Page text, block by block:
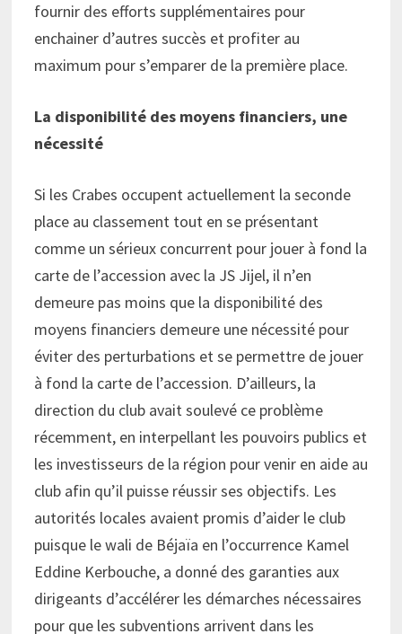
fournir des efforts supplémentaires pour
enchainer d’autres succès et profiter au
maximum pour s’emparer de la première place.
La disponibilité des moyens financiers, une
nécessité
Si les Crabes occupent actuellement la seconde
place au classement tout en se présentant
comme un sérieux concurrent pour jouer à fond la
carte de l’accession avec la JS Jijel, il n’en
demeure pas moins que la disponibilité des
moyens financiers demeure une nécessité pour
éviter des perturbations et se permettre de jouer
à fond la carte de l’accession. D’ailleurs, la
direction du club avait soulevé ce problème
récemment, en interpellant les pouvoirs publics et
les investisseurs de la région pour venir en aide au
club afin qu’il puisse réussir ses objectifs. Les
autorités locales avaient promis d’aider le club
puisque le wali de Béjaïa en l’occurrence Kamel
Eddine Kerbouche, a donné des garanties aux
dirigeants d’accélérer les démarches nécessaires
pour que les subventions arrivent dans les